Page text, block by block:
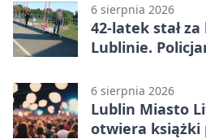
6 sierpnia 2026
42-latek stał
Lublinie.
6 sierpnia 2026
Lublin Miasto
otwiera książki